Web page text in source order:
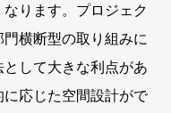
ります。プロジェク
横断型の取り組みに
して大きな利点があ
に応じた空間設計がで